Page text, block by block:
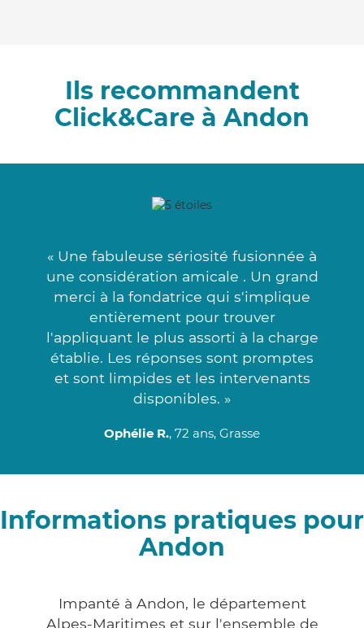
Ils recommandent
Click&Care à Andon
« Une fabuleuse sériosité fusionnée à
une considération amicale . Un grand
merci à la fondatrice qui s'implique
entièrement pour trouver
l'appliquant le plus assorti à la charge
établie. Les réponses sont promptes
et sont limpides et les intervenants
disponibles. »
Ophélie R., 72 ans, Grasse
Informations pratiques pour
Andon
Impanté à Andon, le département
Alpes-Maritimes et sur l'ensemble de